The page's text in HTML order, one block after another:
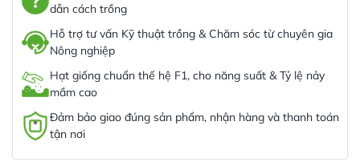
dẫn cách trồng
Hỗ trợ tư vấn Kỹ thuật trồng & Chăm sóc từ chuyên gia
Nông nghiệp
Hạt giống chuẩn thế hệ F1, cho năng suất & Tỷ lệ nảy
mầm cao
Đảm bảo giao đúng sản phẩm, nhận hàng và thanh toán
tận nơi